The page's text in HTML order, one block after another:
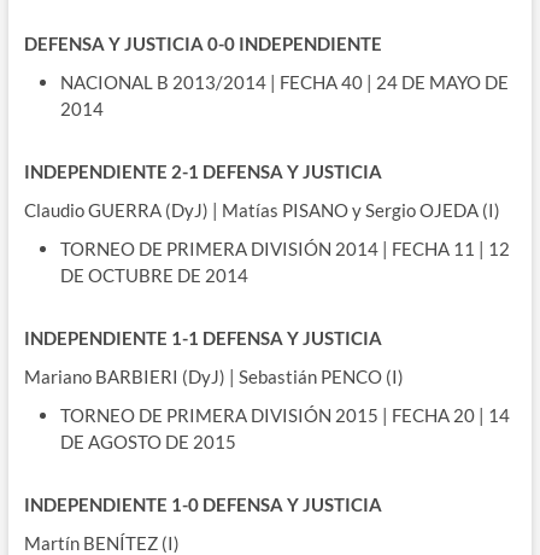
DEFENSA Y JUSTICIA 0-0 INDEPENDIENTE
NACIONAL B 2013/2014 | FECHA 40 | 24 DE MAYO DE
2014
INDEPENDIENTE 2-1 DEFENSA Y JUSTICIA
Claudio GUERRA (DyJ) | Matías PISANO y Sergio OJEDA (I)
TORNEO DE PRIMERA DIVISIÓN 2014 | FECHA 11 | 12
DE OCTUBRE DE 2014
INDEPENDIENTE 1-1 DEFENSA Y JUSTICIA
Mariano BARBIERI (DyJ) | Sebastián PENCO (I)
TORNEO DE PRIMERA DIVISIÓN 2015 | FECHA 20 | 14
DE AGOSTO DE 2015
INDEPENDIENTE 1-0 DEFENSA Y JUSTICIA
Martín BENÍTEZ (I)